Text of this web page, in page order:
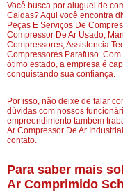
Você busca por aluguel de
Caldas? Aqui você encontra
Peças E Serviços De
Compressor De Ar Usado,
Compressores, Assistencia
Compressores Parafuso.
ótimo estado, a empresa é
conquistando sua confiança.
Por isso, não deixe de falar
dúvidas com nossos
empreendimento também
Ar Compressor De Ar
contato.
Para saber mais
Ar Comprimido